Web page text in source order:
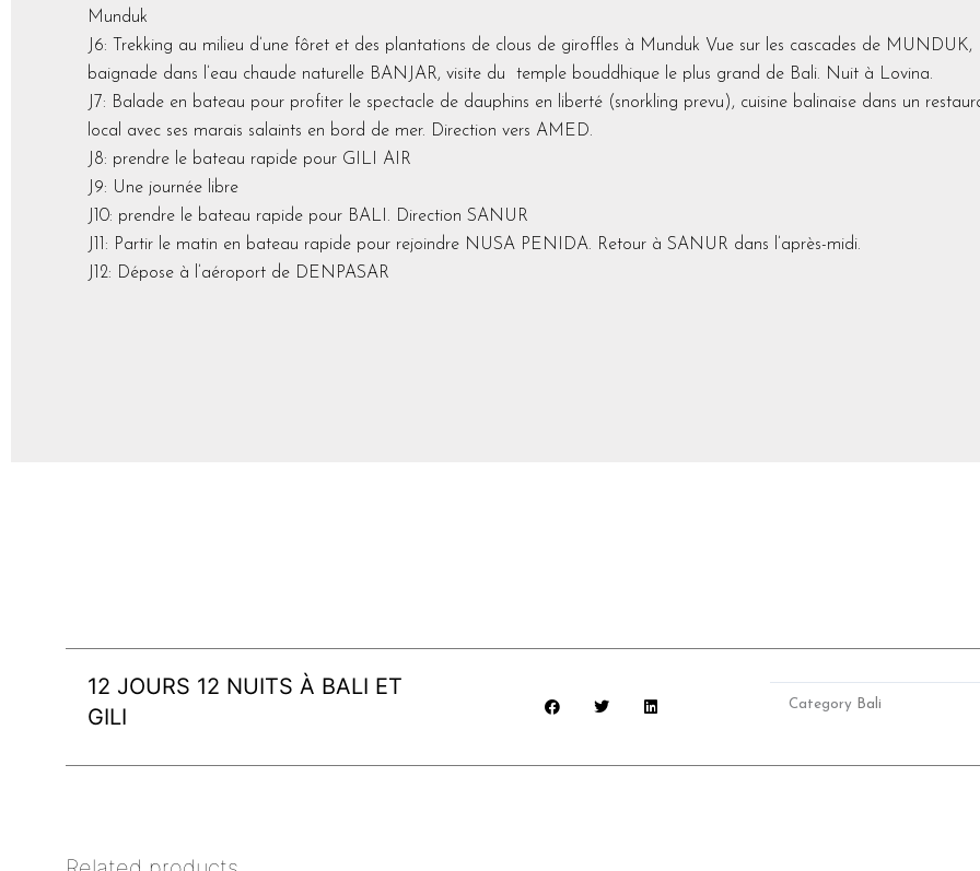
Munduk
J6: Trekking au milieu d’une fôret et des plantations de clous de giroffles à Munduk Vue sur les cascades de MUNDUK,
baignade dans l’eau chaude naturelle BANJAR, visite du temple bouddhique le plus grand de Bali. Nuit à Lovina.
J7: Balade en bateau pour profiter le spectacle de dauphins en liberté (snorkling prevu), cuisine balinaise dans un
local avec ses marais salaints en bord de mer. Direction vers AMED.
J8: prendre le bateau rapide pour GILI AIR
J9: Une journée libre
J10: prendre le bateau rapide pour BALI. Direction SANUR
J11: Partir le matin en bateau rapide pour rejoindre NUSA PENIDA. Retour à SANUR dans l’après-midi.
J12: Dépose à l’aéroport de DENPASAR
12 JOURS 12 NUITS À BALI ET
GILI
Category Bali